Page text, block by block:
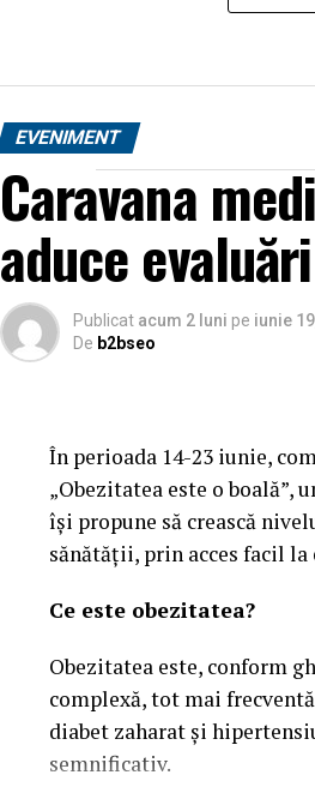
EVENIMENT
Caravana
aduce
Publicat acum 2 luni pe iunie
De b2bseo
În perioada 14-23 iunie,
„Obezitatea este o
își propune să crească
sănătății, prin acces facil
Ce este obezitatea?
Obezitatea este, conform
complexă, tot mai
diabet zaharat și
semnificativ.